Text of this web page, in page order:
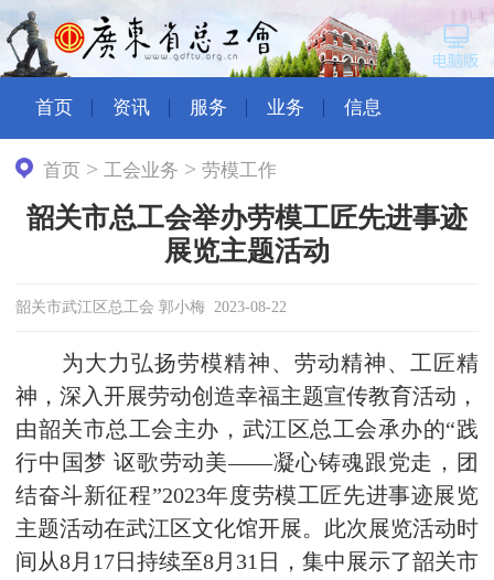
首页 资讯 服务 业务 信息
首页 > 工会业务 >劳模工作
韶关市总工会举办劳模工匠先进事迹
展览主题活动
韶关市武江区总工会 郭小梅 2023-08-22
为大力弘扬劳模精神、劳动精神、工匠精
神，深入开展劳动创造幸福主题宣传教育活动，
由韶关市总工会主办，武江区总工会承办的“践
行中国梦 讴歌劳动美——凝心铸魂跟党走，团
结奋斗新征程”2023年度劳模工匠先进事迹展览
主题活动在武江区文化馆开展。此次展览活动时
间从8月17日持续至8月31日，集中展示了韶关市